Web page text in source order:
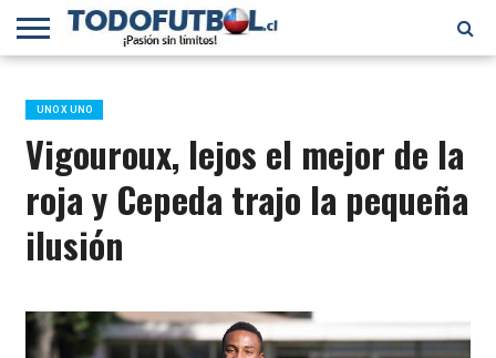
PRIMERA
B
SELECCIÓN
CHILENA
CHILENOS
EN EL
MUNDO
FÚTBOL
INTERNACIONAL
UNO X UNO
Vigouroux, lejos el mejor de la
roja y Cepeda trajo la pequeña
ilusión